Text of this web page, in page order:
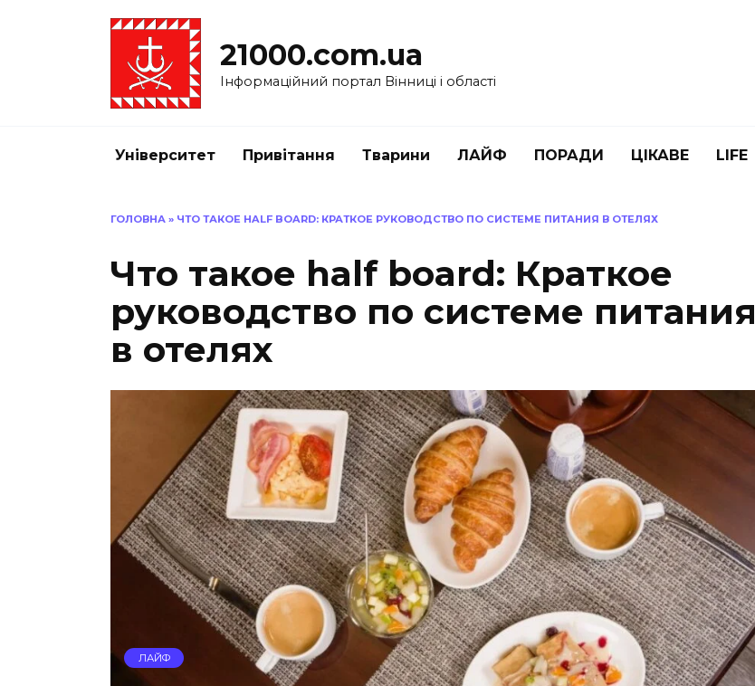
21000.com.ua
Інформаційний портал Вінниці і області
Університет Привітання Тварини ЛАЙФ ПОРАДИ ЦІКАВЕ LIFE
ГОЛОВНА » ЧТО ТАКОЕ HALF BOARD: КРАТКОЕ РУКОВОДСТВО ПО СИСТЕМЕ ПИТАНИЯ В ОТЕЛЯХ
Что такое half board: Краткое
руководство по системе питания
в отелях
ЛАЙФ